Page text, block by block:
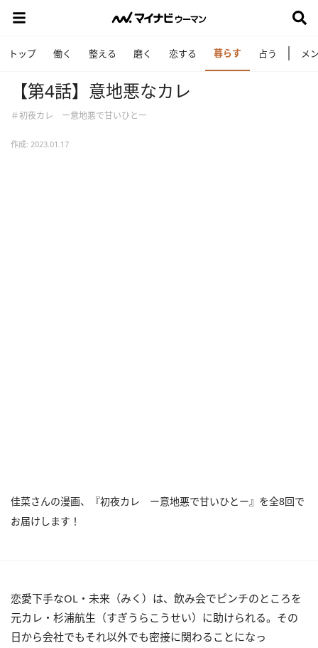
トップ 働く 整える 磨く 恋する 暮らす 占う メ
【第4話】意地悪なカレ
＃初夜カレ ー意地悪で甘いひとー
作成: 2023.01.17
佳菜さんの漫画、『初夜カレ ー意地悪で甘いひとー』を全8回で
お届けします！
恋愛下手なOL・未来（みく）は、飲み会でピンチのところを
元カレ・杉浦航生（すぎうらこうせい）に助けられる。その
日から会社でもそれ以外でも密接に関わることになっ